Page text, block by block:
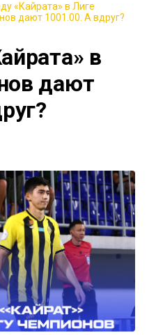
«Кайрата» в Лиге
дают 1001.00. А вдруг?
в
дают